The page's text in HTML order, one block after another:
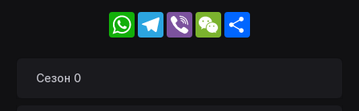
WhatsApp
Telegram
Viber WeChat
Сезон 0